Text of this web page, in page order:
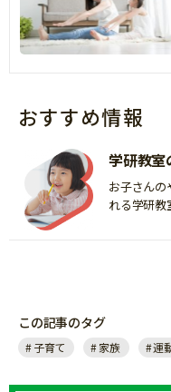
おすすめ情報
学研教室
お子さんの
れる学研教
この記事のタグ
子育て 家族 運